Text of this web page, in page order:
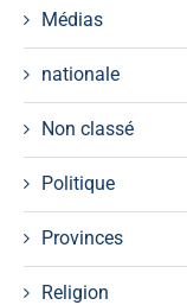
Médias
nationale
Non classé
Politique
Provinces
Religion